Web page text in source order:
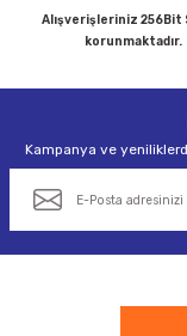
Alışverişleriniz 256Bit
korunmaktadır.
Kampanya ve